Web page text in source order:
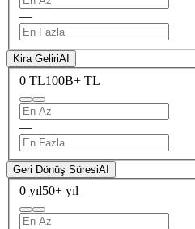
—
Kira GeliriAI
0 TL100B+ TL
—
Geri Dönüş SüresiAI
0 yıl50+ yıl